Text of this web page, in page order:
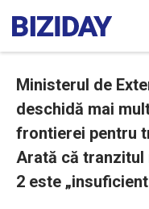
Ministerul de
deschidă mai
frontierei pentru
Arată că tranzitul
2 este